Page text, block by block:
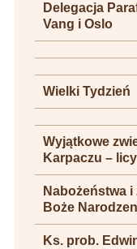
Delegacja
Vang i Oslo
Wielki Tydzień
Wyjątkowe
Karpaczu –
Nabożeństwa i
Boże
Ks. prob.